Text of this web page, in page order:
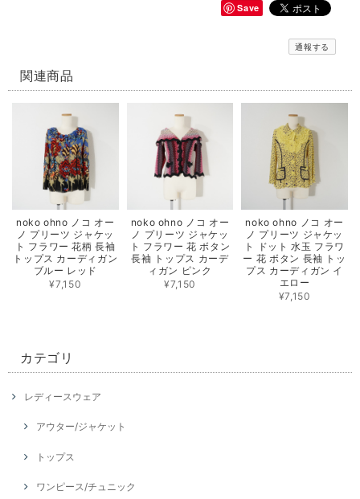
Save
通報する
関連商品
noko ohno ノコ オー
ノ プリーツ ジャケッ
ト フラワー 花柄 長袖
トップス カーディガン
ブルー レッド
¥7,150
noko ohno ノコ オー
ノ プリーツ ジャケッ
ト フラワー 花 ボタン
長袖 トップス カーデ
ィガン ピンク
¥7,150
noko ohno ノコ オー
ノ プリーツ ジャケッ
ト ドット 水玉 フラワ
ー 花 ボタン 長袖 トッ
プス カーディガン イ
エロー
¥7,150
カテゴリ
レディースウェア
アウター/ジャケット
トップス
ワンピース/チュニック